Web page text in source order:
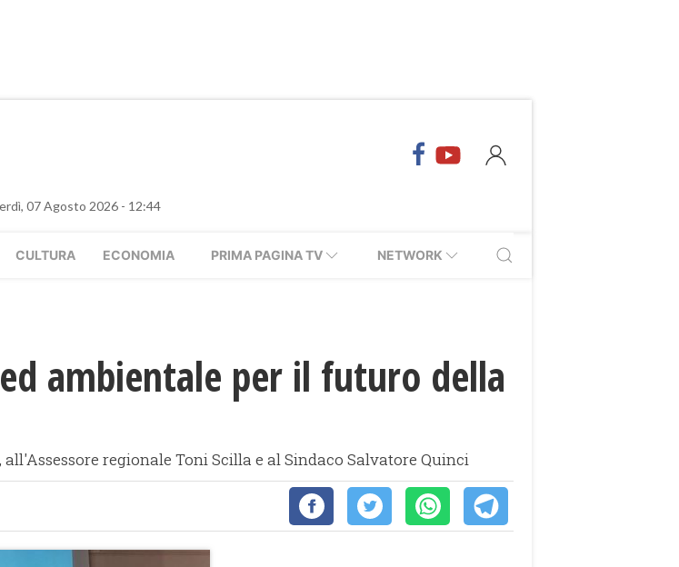
07 Agosto 2026 - 12:44
CULTURA ECONOMIA PRIMA PAGINA TV NETWORK
ambientale per il futuro della
regionale Toni Scilla e al Sindaco Salvatore Quinci